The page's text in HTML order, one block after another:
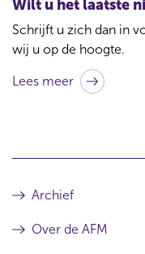
Wilt u het laatste
Schrijft u zich dan in
wij u op de hoogte.
Lees meer
Archief
Over de AFM